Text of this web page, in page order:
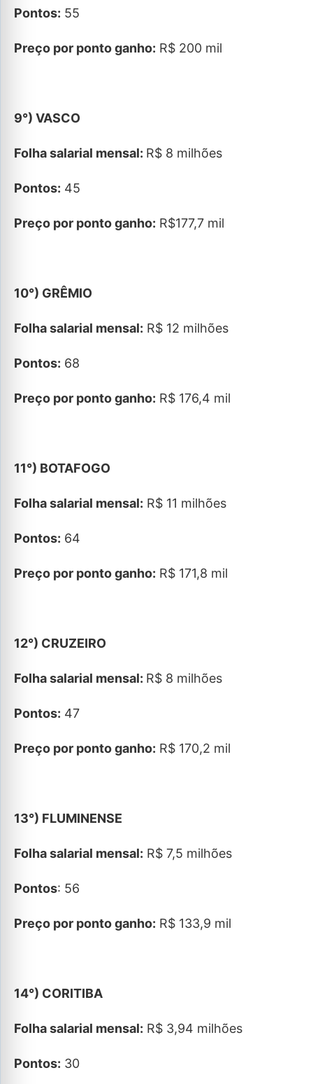
Pontos: 55
Preço por ponto ganho: R$ 200 mil
9°) VASCO
Folha salarial mensal: R$ 8 milhões
Pontos: 45
Preço por ponto ganho: R$177,7 mil
10°) GRÊMIO
Folha salarial mensal: R$ 12 milhões
Pontos: 68
Preço por ponto ganho: R$ 176,4 mil
11°) BOTAFOGO
Folha salarial mensal: R$ 11 milhões
Pontos: 64
Preço por ponto ganho: R$ 171,8 mil
12°) CRUZEIRO
Folha salarial mensal: R$ 8 milhões
Pontos: 47
Preço por ponto ganho: R$ 170,2 mil
13°) FLUMINENSE
Folha salarial mensal: R$ 7,5 milhões
Pontos: 56
Preço por ponto ganho: R$ 133,9 mil
14°) CORITIBA
Folha salarial mensal: R$ 3,94 milhões
Pontos: 30